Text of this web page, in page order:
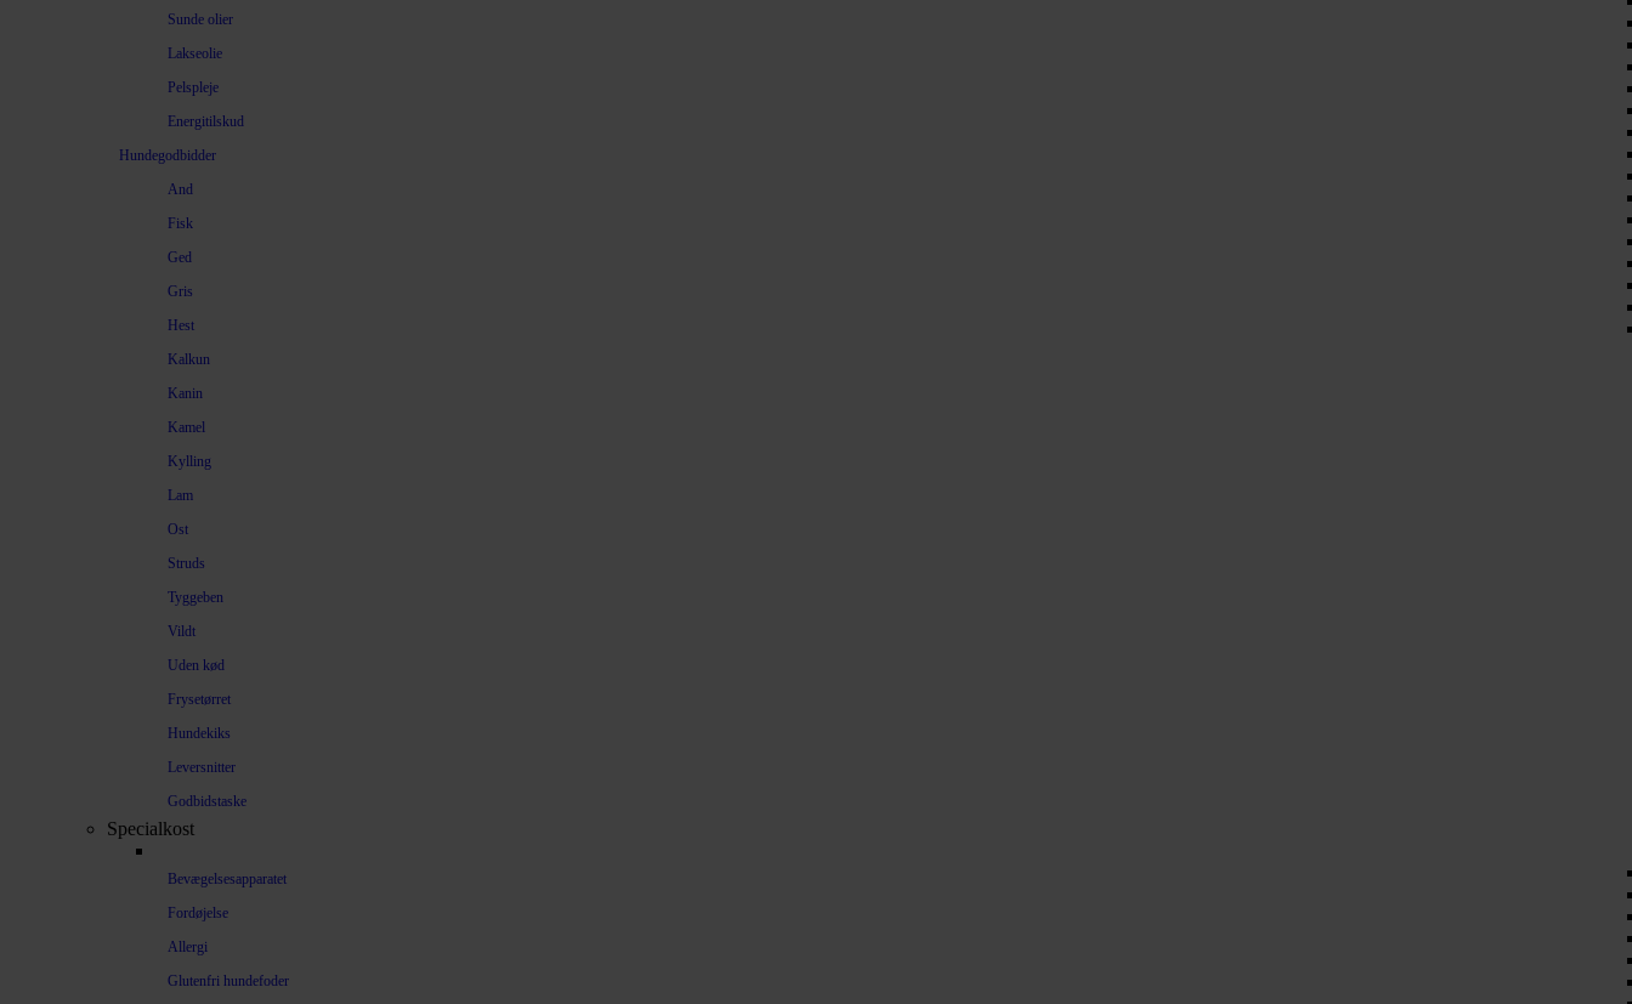
Sunde olier
Lakseolie
Pelspleje
Energitilskud
Hundegodbidder
And
Fisk
Ged
Gris
Hest
Kalkun
Kanin
Kamel
Kylling
Lam
Ost
Struds
Tyggeben
Vildt
Uden kød
Frysetørret
Hundekiks
Leversnitter
Godbidstaske
Specialkost
Bevægelsesapparatet
Fordøjelse
Allergi
Glutenfri hundefoder